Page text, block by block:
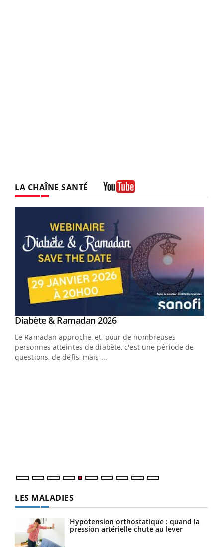
LA CHAÎNE SANTÉ
Youtube
Diabète & Ramadan 2026Youtube
Le Ramadan approche, et, pour de nombreuses
personnes atteintes de diabète, c'est une période de
questions, de défis, mais ...
LES MALADIES
Hypotension orthostatique : quand la
pression artérielle chute au lever